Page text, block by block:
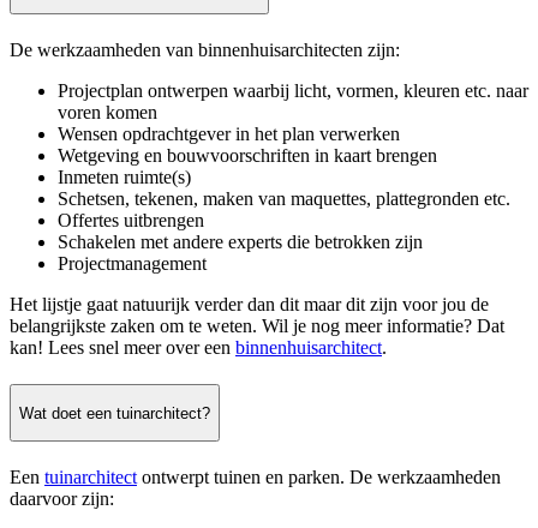
De werkzaamheden van binnenhuisarchitecten zijn:
Projectplan ontwerpen waarbij licht, vormen, kleuren etc. naar
voren komen
Wensen opdrachtgever in het plan verwerken
Wetgeving en bouwvoorschriften in kaart brengen
Inmeten ruimte(s)
Schetsen, tekenen, maken van maquettes, plattegronden etc.
Offertes uitbrengen
Schakelen met andere experts die betrokken zijn
Projectmanagement
Het lijstje gaat natuurijk verder dan dit maar dit zijn voor jou de
belangrijkste zaken om te weten. Wil je nog meer informatie? Dat
kan! Lees snel meer over een binnenhuisarchitect.
Wat doet een tuinarchitect?
Een tuinarchitect ontwerpt tuinen en parken. De werkzaamheden
daarvoor zijn: